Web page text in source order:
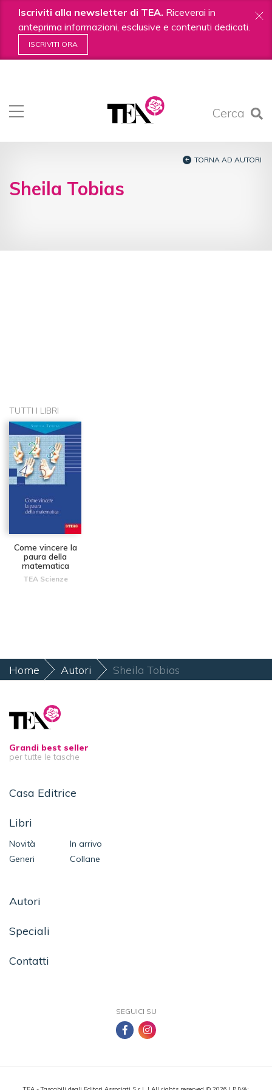
Iscriviti alla newsletter di TEA. Riceverai in
anteprima informazioni, esclusive e contenuti dedicati.
ISCRIVITI ORA
Cerca
contenuti.
|
Sheila Tobias
TORNA AD AUTORI
TUTTI I LIBRI
Come vincere la
paura della
matematica
TEA Scienze
Home Autori Sheila Tobias
Grandi best seller
per tutte le tasche
Casa Editrice
Libri
Novità
In arrivo
Generi
Collane
Autori
Speciali
Contatti
SEGUICI SU